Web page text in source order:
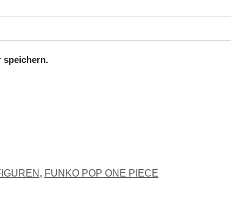
speichern.
, FUNKO POP ONE PIECE